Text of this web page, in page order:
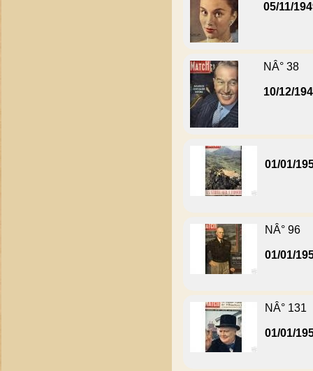
05/11/
NÂ° 38
10/12/
01/01/
NÂ° 96
01/01/
NÂ° 131
01/01/